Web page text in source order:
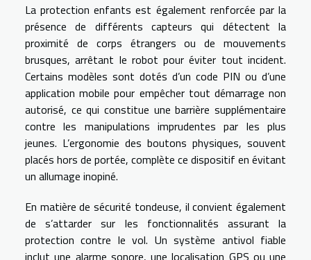
La protection enfants est également renforcée par la
présence de différents capteurs qui détectent la
proximité de corps étrangers ou de mouvements
brusques, arrêtant le robot pour éviter tout incident.
Certains modèles sont dotés d’un code PIN ou d’une
application mobile pour empêcher tout démarrage non
autorisé, ce qui constitue une barrière supplémentaire
contre les manipulations imprudentes par les plus
jeunes. L’ergonomie des boutons physiques, souvent
placés hors de portée, complète ce dispositif en évitant
un allumage inopiné.
En matière de sécurité tondeuse, il convient également
de s’attarder sur les fonctionnalités assurant la
protection contre le vol. Un système antivol fiable
inclut une alarme sonore, une localisation GPS ou une